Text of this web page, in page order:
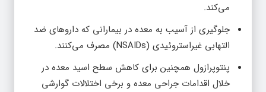
می‌کند.
جلوگیری از آسیب به معده در بیمارانی که داروهای ضد
التهابی غیراستروئیدی (NSAIDs) مصرف می‌کنند.
پنتوپرازول همچنین برای کاهش سطح اسید معده در
خلال اقدامات جراحی معده و برخی اختلالات گوارشی